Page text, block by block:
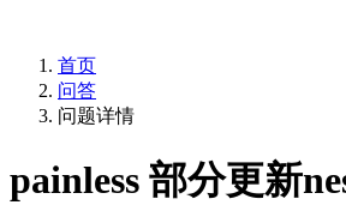
首页
问答
问题详情
painless 部分更新